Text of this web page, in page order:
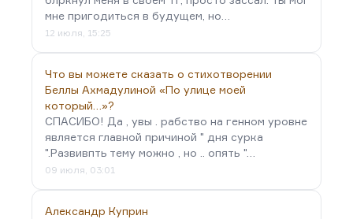
мне пригодиться в будущем, но…
12 июля, 15:25
Что вы можете сказать о стихотворении
Беллы Ахмадулиной «По улице моей
который…»?
СПАСИБО! Да , увы . рабство на генном уровне
является главной причиной " дня сурка
".Развивпть тему можно , но .. опять "…
09 июля, 03:01
Александр Куприн